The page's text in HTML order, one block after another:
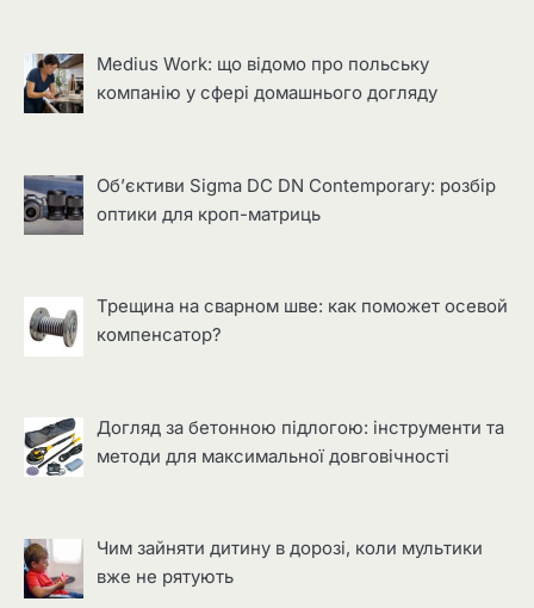
Medius Work: що відомо про польську
компанію у сфері домашнього догляду
Об’єктиви Sigma DC DN Contemporary: розбір
оптики для кроп-матриць
Трещина на сварном шве: как поможет осевой
компенсатор?
Догляд за бетонною підлогою: інструменти та
методи для максимальної довговічності
Чим зайняти дитину в дорозі, коли мультики
вже не рятують